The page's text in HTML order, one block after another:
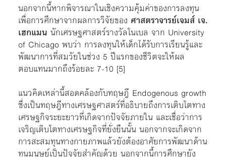
นอกจากนี้หากพิจารณาในเชิงความคุ้มค่าของการลงทุน
เพื่อการศึกษาจากผลการวิจัยของ ศาสตราจารย์เจมส์ เจ.
เฮกแมน นักเศรษฐศาสตร์รางวัลโนเบล จาก University
of Chicago พบว่า การลงทุนให้เด็กได้รับการเรียนรู้และ
พัฒนาการที่สมวัยในช่วง 5 ปีแรกของชีวิตจะให้ผล
ตอบแทนมากถึงร้อยละ 7-10 [5]
แนวคิดเหล่านี้สอดคล้องกับทฤษฎี Endogenous growth
ซึ่งเป็นทฤษฎีทางเศรษฐศาสตร์ที่อธิบายถึงการเติบโตทาง
เศรษฐกิจระยะยาวที่เกิดจากปัจจัยภายใน และเชื่อว่าการ
เจริญเติบโตทางเศรษฐกิจที่ยั่งยืนนั้น นอกจากจะเกิดจาก
การสะสมทุนทางกายภาพแล้วยังต้องอาศัยการพัฒนาด้าน
ทุนมนุษย์เป็นปัจจัยสำคัญด้วย นอกจากนี้การศึกษายัง